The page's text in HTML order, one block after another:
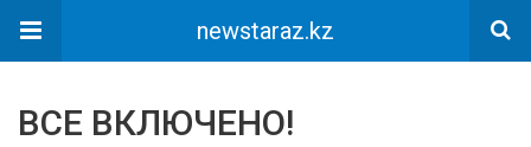
newstaraz.kz
ВСЕ ВКЛЮЧЕНО!